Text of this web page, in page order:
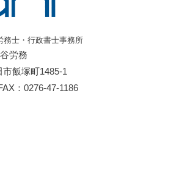
務士・行政書士事務所
労務
市飯塚町1485-1
：0276-47-1186